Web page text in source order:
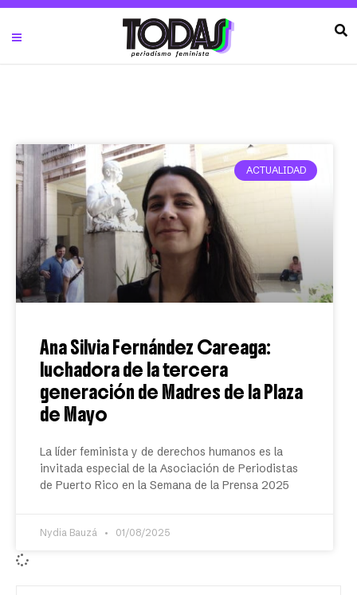
ACTUALIDAD
Ana Silvia Fernández Careaga:
luchadora de la tercera
generación de Madres de la Plaza
de Mayo
La líder feminista y de derechos humanos es la
invitada especial de la Asociación de Periodistas
de Puerto Rico en la Semana de la Prensa 2025
Nydia Bauzá 01/08/2025